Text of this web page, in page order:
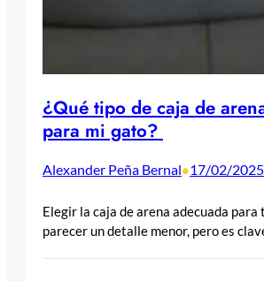
¿Qué tipo de caja de
para mi gato?
Alexander Peña Bernal•17/02/2025
Elegir la caja de arena adecuada para
parecer un detalle menor, pero es